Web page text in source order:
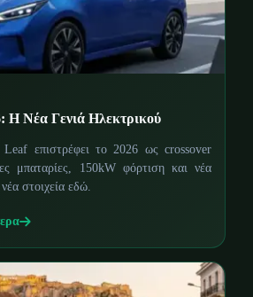
Η Νέα Γενιά Ηλεκτρικού
επιστρέφει το 2026 ως crossover
μπαταρίες, 150kW φόρτιση και νέα
στοιχεία εδώ.